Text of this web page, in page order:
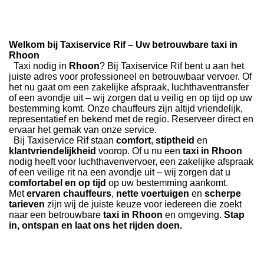
Welkom bij Taxiservice Rif – Uw betrouwbare taxi in
Rhoon
Taxi nodig in Rhoon? Bij Taxiservice Rif bent u aan het
juiste adres voor professioneel en betrouwbaar vervoer. Of
het nu gaat om een zakelijke afspraak, luchthaventransfer
of een avondje uit – wij zorgen dat u veilig en op tijd op uw
bestemming komt. Onze chauffeurs zijn altijd vriendelijk,
representatief en bekend met de regio. Reserveer direct en
ervaar het gemak van onze service.
Bij Taxiservice Rif staan comfort, stiptheid en
klantvriendelijkheid voorop. Of u nu een taxi in Rhoon
nodig heeft voor luchthavenvervoer, een zakelijke afspraak
of een veilige rit na een avondje uit – wij zorgen dat u
comfortabel en op tijd op uw bestemming aankomt.
Metervaren chauffeurs, nette voertuigen en scherpe
tarieven zijn wij de juiste keuze voor iedereen die zoekt
naar een betrouwbare taxi in Rhoon en omgeving. Stap
in, ontspan en laat ons het rijden doen.